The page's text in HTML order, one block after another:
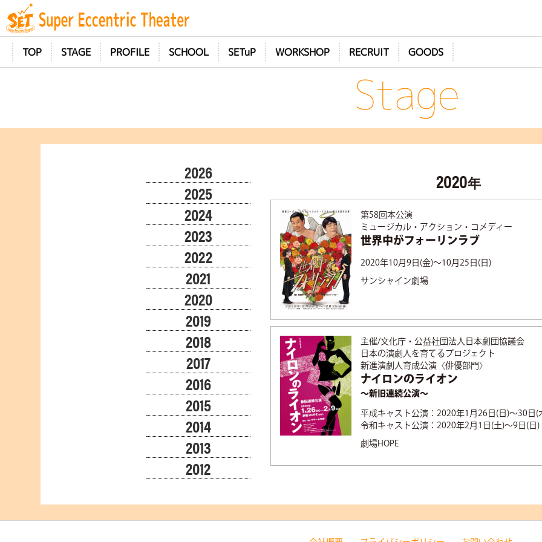
TOP STAGE PROFILE SCHOOL SETuP WORKSHOP RECRUIT GOODS
Stage
2026
2025
2024
2023
2022
2021
2020
2019
2018
2017
2016
2015
2014
2013
2012
2020年
第58回本公演
ミュージカル・アクション・コメディー
世界中がフォーリンラブ
2020年10月9日(金)～10月25日(日)
サンシャイン劇場
主催/文化庁・公益社団法人日本劇団協議会
日本の演劇人を育てるプロジェクト
新進演劇人育成公演〈俳優部門〉
ナイロンのライオン
～新旧連続公演～
平成キャスト公演：2020年1月26日(日)～30日(
令和キャスト公演：2020年2月1日(土)～9日(日)
劇場HOPE